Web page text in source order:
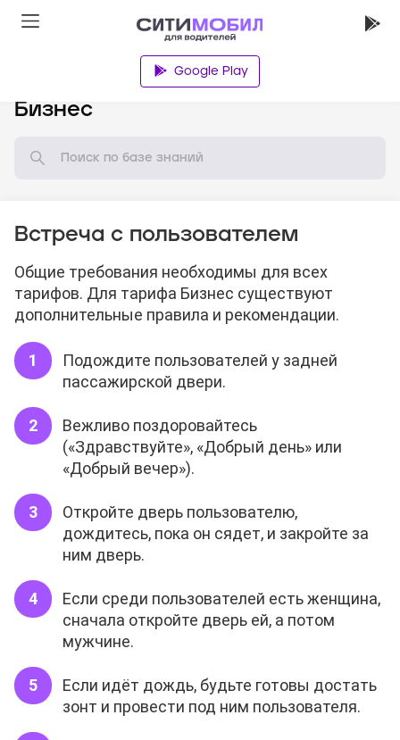
Google Play
Бизнес
Встреча с пользователем
Общие требования необходимы для всех
тарифов. Для тарифа Бизнес существуют
дополнительные правила и рекомендации.
Подождите пользователей у задней
пассажирской двери.
Вежливо поздоровайтесь
(«Здравствуйте», «Добрый день» или
«Добрый вечер»).
Откройте дверь пользователю,
дождитесь, пока он сядет, и закройте за
ним дверь.
Если среди пользователей есть женщина,
сначала откройте дверь ей, а потом
мужчине.
Если идёт дождь, будьте готовы достать
зонт и провести под ним пользователя.